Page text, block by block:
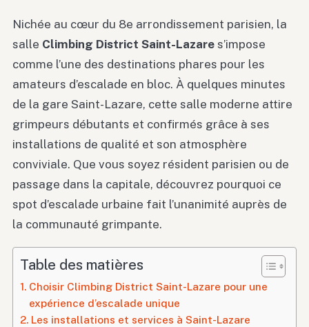
Nichée au cœur du 8e arrondissement parisien, la
salle Climbing District Saint-Lazare s’impose
comme l’une des destinations phares pour les
amateurs d’escalade en bloc. À quelques minutes
de la gare Saint-Lazare, cette salle moderne attire
grimpeurs débutants et confirmés grâce à ses
installations de qualité et son atmosphère
conviviale. Que vous soyez résident parisien ou de
passage dans la capitale, découvrez pourquoi ce
spot d’escalade urbaine fait l’unanimité auprès de
la communauté grimpante.
Table des matières
Choisir Climbing District Saint-Lazare pour une
expérience d’escalade unique
Les installations et services à Saint-Lazare